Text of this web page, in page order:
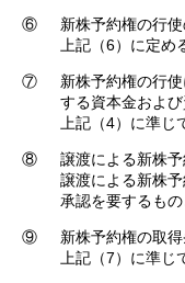
⑥
新株予約権の行
上記（6）に定め
⑦
新株予約権の行
する資本金およ
上記（4）に準じ
⑧
譲渡による新株
譲渡による新株
承認を要するもの
⑨
新株予約権の取
上記（7）に準じ